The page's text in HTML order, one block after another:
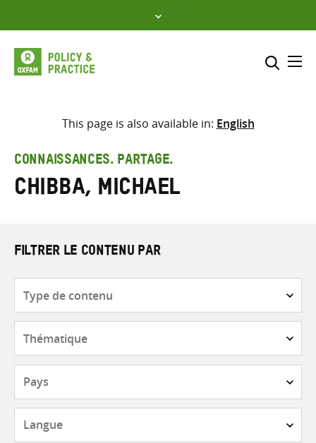
to
content
Sélectionner l’emplacement
Saisir
les
termes
This page is also available in: English
CONNAISSANCES. PARTAGE.
Chibba, Michael
FILTRER LE CONTENU PAR
contenu